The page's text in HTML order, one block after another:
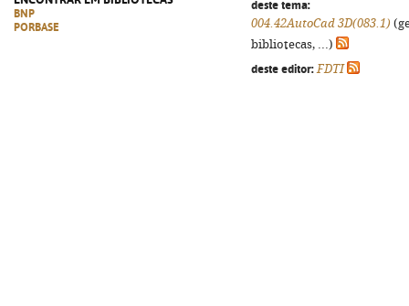
BNP
PORBASE
deste tema:
004.42AutoCad 3D(083.1)
bibliotecas, ...)
deste editor: FDTI